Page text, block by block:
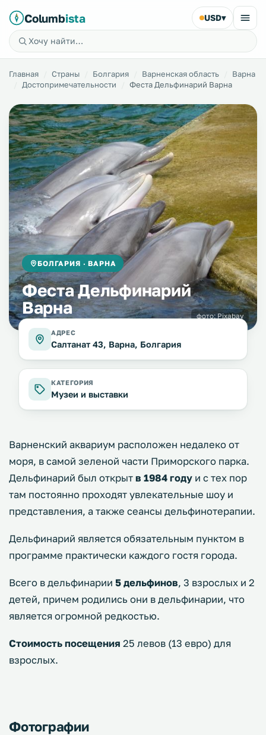
Columbista USD▾
Главная Страны Болгария Варненская область
Варна
Достопримечательности
Феста Дельфинарий Варна
БОЛГАРИЯ · ВАРНА
Феста Дельфинарий
Варна
фото: Pixabay
АДРЕС
Салтанат 43, Варна, Болгария
КАТЕГОРИЯ
Музеи и выставки
Варненский аквариум расположен недалеко от
моря, в самой зеленой части Приморского парка.
Дельфинарий был открыт в 1984 году и с тех пор
там постоянно проходят увлекательные шоу и
представления, а также сеансы дельфинотерапии.
Дельфинарий является обязательным пунктом в
программе практически каждого гостя города.
Всего в дельфинарии 5 дельфинов, 3 взрослых и 2
детей, причем родились они в дельфинарии, что
является огромной редкостью.
Стоимость посещения 25 левов (13 евро) для
взрослых.
Фотографии